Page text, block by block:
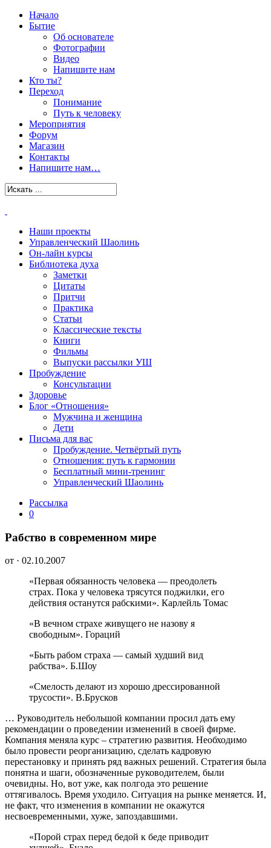
Начало
Бытие
Об основателе
Фотографии
Видео
Напишите нам
Кто ты?
Переход
Понимание
Путь к человеку
Мероприятия
Форум
Магазин
Контакты
Напишите нам…
Наши проекты
Управленческий Шаолинь
Он-лайн курсы
Библиотека духа
Заметки
Цитаты
Притчи
Практика
Статьи
Классические тексты
Книги
Фильмы
Выпуски рассылки УШ
Пробуждение
Консультации
Здоровье
Блог «Отношения»
Мужчина и женщина
Дети
Письма для вас
Пробуждение. Четвёртый путь
Отношения: путь к гармонии
Бесплатный мини-тренинг
Управленческий Шаолинь
Рассылка
0
Рабство в современном мире
от · 02.10.2007
«Первая обязанность человека — преодолеть
страх. Пока у человека трясутся поджилки, его
действия останутся рабскими». Карлейль Томас
«В вечном страхе живущего не назову я
свободным». Гораций
«Быть рабом страха — самый худший вид
рабства». Б.Шоу
«Смелость делают из хорошо дрессированной
трусости». В.Брусков
… Руководитель небольшой компании просил дать ему
рекомендации о проведении изменений в своей фирме.
Компания меняла курс – стратегию развития. Необходимо
было провести реорганизацию, сделать кадровую
перестановку и принять ряд важных решений. Стратегия была
понятна и шаги, обозначенные руководителем, были
очевидны. Но, вот уже, как полгода это решение
оттягивалось. Время уходило. Ситуация на рынке меняется. И,
не факт, что изменения в компании не окажутся
несвоевременными, хуже, запоздавшими.
«Порой страх перед бедой к беде приводит